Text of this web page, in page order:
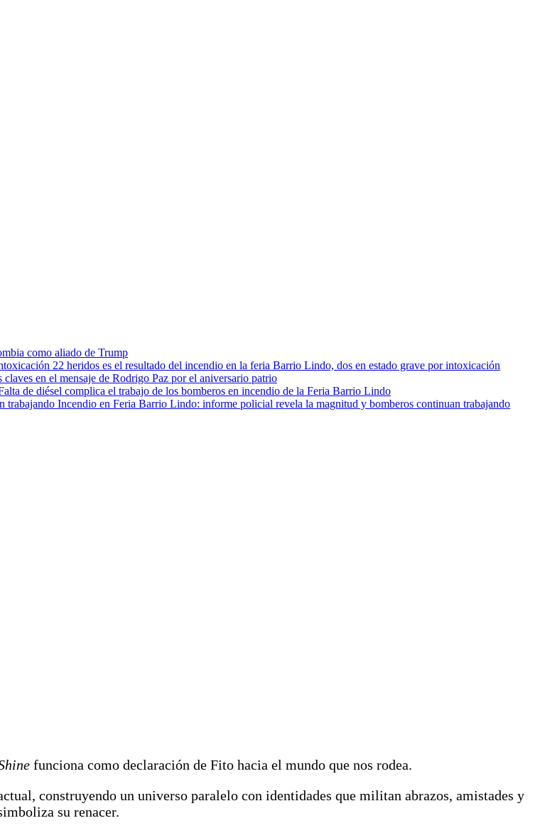
como aliado de Trump
22 heridos es el resultado del incendio en la feria Barrio Lindo, dos en estado grave por intoxicación
claves en el mensaje de Rodrigo Paz por el aniversario patrio
de diésel complica el trabajo de los bomberos en incendio de la Feria Barrio Lindo
Incendio en Feria Barrio Lindo: informe policial revela la magnitud y bomberos continuan trabajando
funciona como declaración de Fito hacia el mundo que nos rodea.
construyendo un universo paralelo con identidades que militan abrazos, amistades y
su renacer.